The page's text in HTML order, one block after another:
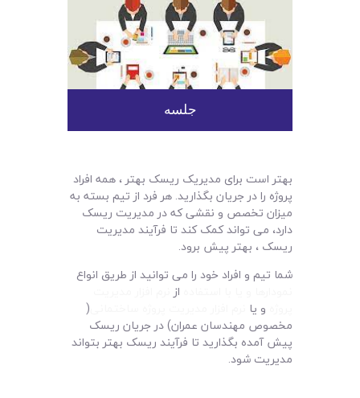
جلسه
بهتر است برای مدیریک ریسک بهتر ، همه افراد
پروژه را در جریان بگذارید. هر فرد از تیم بسته به
میزان تخصص و نقشی که در مدیریت ریسک
دارد، می تواند کمک کند تا فرآیند مدیریت
ریسک ، بهتر پیش برود.
شما تیم و افراد خود را می توانید از طریق انواع
از
و یا
(
مخصوص مهندسان عمران) در جریان ریسک
پیش آمده بگذارید تا فرآیند ریسک بهتر بتواند
مدیریت شود.